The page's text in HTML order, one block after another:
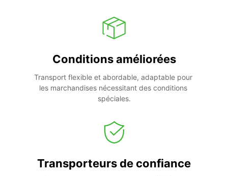
Conditions améliorées
Transport flexible et abordable, adaptable pour
les marchandises nécessitant des conditions
spéciales.
Transporteurs de confiance